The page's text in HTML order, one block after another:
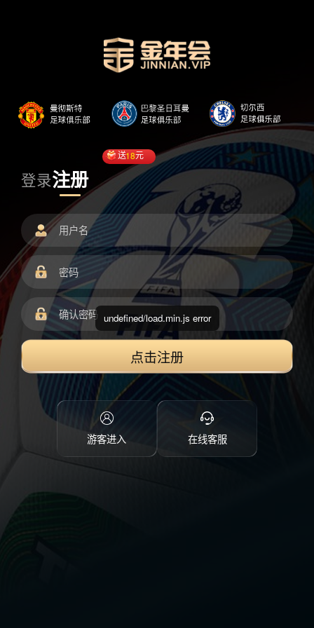
登录注册
送18元
点击注册
游客进入 在线客服
undefined/load.min.js error